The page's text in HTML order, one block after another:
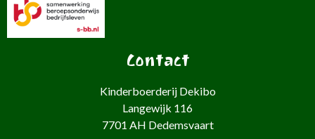
Contact
Kinderboerderij Dekibo
Langewijk 116
7701 AH Dedemsvaart